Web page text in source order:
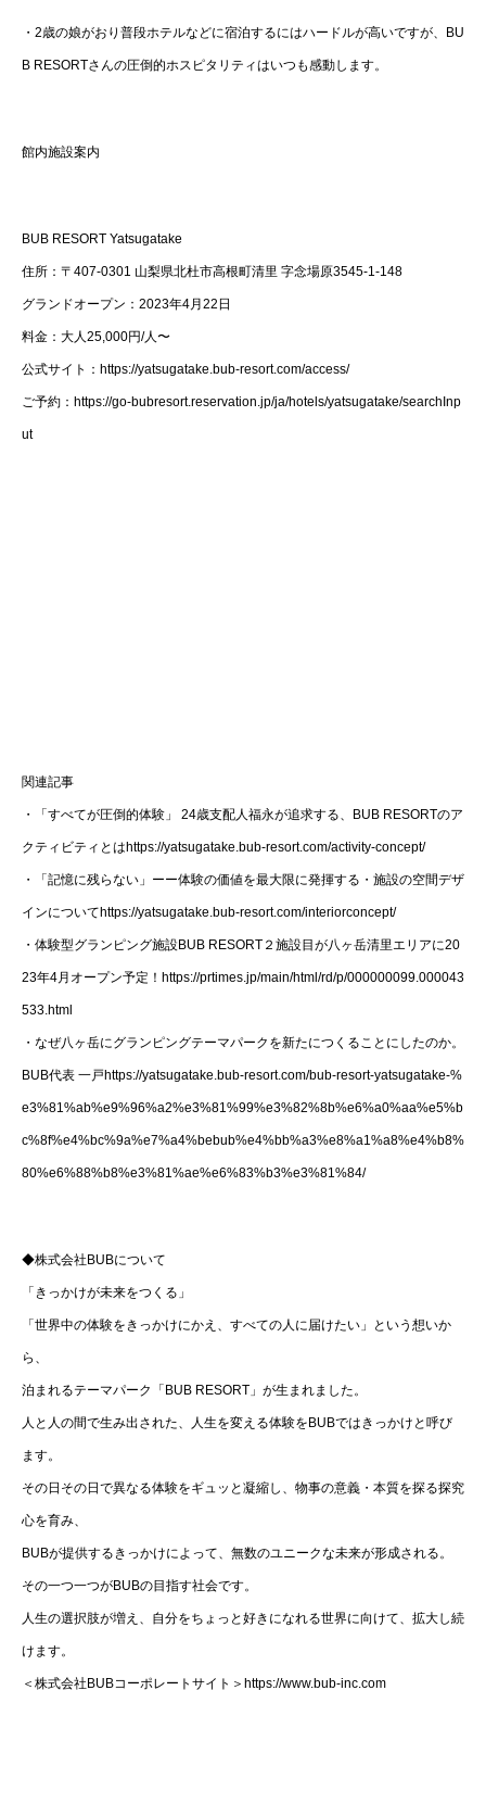
・2歳の娘がおり普段ホテルなどに宿泊するにはハードルが高いですが、BU
B RESORTさんの圧倒的ホスピタリティはいつも感動します。
館内施設案内
BUB RESORT Yatsugatake
住所：〒407-0301 山梨県北杜市高根町清里 字念場原3545-1-148
グランドオープン：2023年4月22日
料金：大人25,000円/人〜
公式サイト：https://yatsugatake.bub-resort.com/access/
ご予約：https://go-bubresort.reservation.jp/ja/hotels/yatsugatake/searchInp
ut
関連記事
・「すべてが圧倒的体験」 24歳支配人福永が追求する、BUB RESORTのア
クティビティとはhttps://yatsugatake.bub-resort.com/activity-concept/
・「記憶に残らない」ーー体験の価値を最大限に発揮する・施設の空間デザ
インについてhttps://yatsugatake.bub-resort.com/interiorconcept/
・体験型グランピング施設BUB RESORT２施設目が八ヶ岳清里エリアに20
23年4月オープン予定！https://prtimes.jp/main/html/rd/p/000000099.000043
533.html
・なぜ八ヶ岳にグランピングテーマパークを新たにつくることにしたのか。
BUB代表 一戸https://yatsugatake.bub-resort.com/bub-resort-yatsugatake-%
e3%81%ab%e9%96%a2%e3%81%99%e3%82%8b%e6%a0%aa%e5%b
c%8f%e4%bc%9a%e7%a4%bebub%e4%bb%a3%e8%a1%a8%e4%b8%
80%e6%88%b8%e3%81%ae%e6%83%b3%e3%81%84/
◆株式会社BUBについて
「きっかけが未来をつくる」
「世界中の体験をきっかけにかえ、すべての人に届けたい」という想いか
ら、
泊まれるテーマパーク「BUB RESORT」が生まれました。
人と人の間で生み出された、人生を変える体験をBUBではきっかけと呼び
ます。
その日その日で異なる体験をギュッと凝縮し、物事の意義・本質を探る探究
心を育み、
BUBが提供するきっかけによって、無数のユニークな未来が形成される。
その一つ一つがBUBの目指す社会です。
人生の選択肢が増え、自分をちょっと好きになれる世界に向けて、拡大し続
けます。
＜株式会社BUBコーポレートサイト＞https://www.bub-inc.com